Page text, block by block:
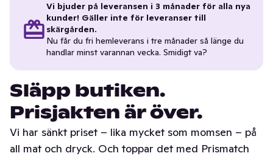
Vi bjuder på leveransen i 3 månader för alla nya
kunder! Gäller inte för leveranser till
skärgården.
Nu får du fri hemleverans i tre månader så länge du
handlar minst varannan vecka. Smidigt va?
Släpp butiken.
Prisjakten är över.
Vi har sänkt priset – lika mycket som momsen – på
all mat och dryck. Och toppar det med Prismatch